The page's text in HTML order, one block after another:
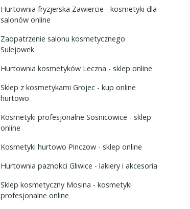
Hurtownia fryzjerska Zawiercie - kosmetyki dla
salonów online
Zaopatrzenie salonu kosmetycznego
Sulejowek
Hurtownia kosmetyków Leczna - sklep online
Sklep z kosmetykami Grojec - kup online
hurtowo
Kosmetyki profesjonalne Sosnicowice - sklep
online
Kosmetyki hurtowo Pinczow - sklep online
Hurtownia paznokci Gliwice - lakiery i akcesoria
Sklep kosmetyczny Mosina - kosmetyki
profesjonalne online